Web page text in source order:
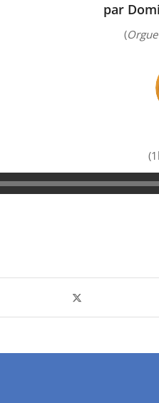
par
(Orgue